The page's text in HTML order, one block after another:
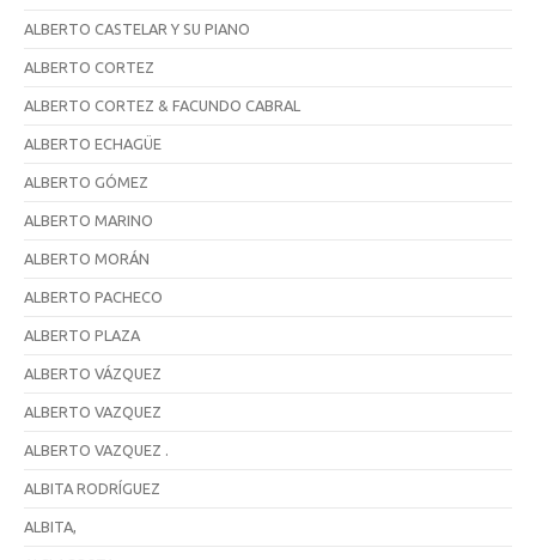
ALBERTO CASTELAR Y SU PIANO
ALBERTO CORTEZ
ALBERTO CORTEZ & FACUNDO CABRAL
ALBERTO ECHAGÜE
ALBERTO GÓMEZ
ALBERTO MARINO
ALBERTO MORÁN
ALBERTO PACHECO
ALBERTO PLAZA
ALBERTO VÁZQUEZ
ALBERTO VAZQUEZ
ALBERTO VAZQUEZ .
ALBITA RODRÍGUEZ
ALBITA,